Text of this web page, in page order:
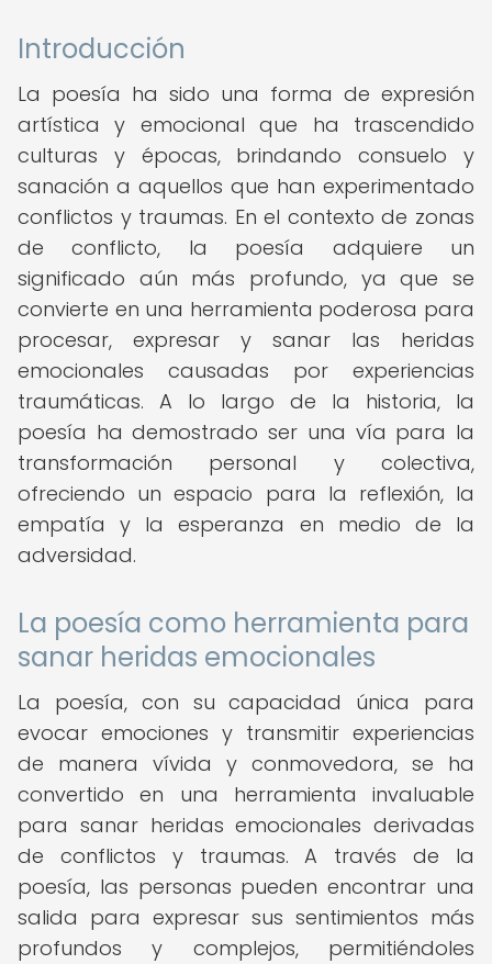
Introducción
La poesía ha sido una forma de expresión
artística y emocional que ha trascendido
culturas y épocas, brindando consuelo y
sanación a aquellos que han experimentado
conflictos y traumas. En el contexto de zonas
de conflicto, la poesía adquiere un
significado aún más profundo, ya que se
convierte en una herramienta poderosa para
procesar, expresar y sanar las heridas
emocionales causadas por experiencias
traumáticas. A lo largo de la historia, la
poesía ha demostrado ser una vía para la
transformación personal y colectiva,
ofreciendo un espacio para la reflexión, la
empatía y la esperanza en medio de la
adversidad.
La poesía como herramienta para
sanar heridas emocionales
La poesía, con su capacidad única para
evocar emociones y transmitir experiencias
de manera vívida y conmovedora, se ha
convertido en una herramienta invaluable
para sanar heridas emocionales derivadas
de conflictos y traumas. A través de la
poesía, las personas pueden encontrar una
salida para expresar sus sentimientos más
profundos y complejos, permitiéndoles